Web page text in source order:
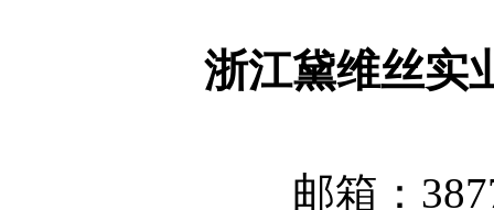
浙江黛维丝实
邮箱：